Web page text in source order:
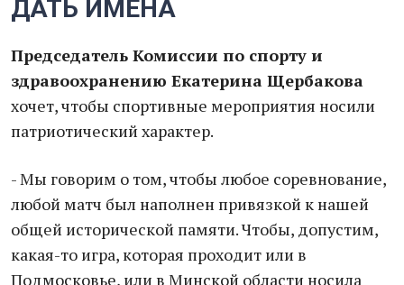
ДАТЬ ИМЕНА
Председатель Комиссии по спорту и
здравоохранению Екатерина Щербакова
хочет, чтобы спортивные мероприятия носили
патриотический характер.
- Мы говорим о том, чтобы любое соревнование,
любой матч был наполнен привязкой к нашей
общей исторической памяти. Чтобы, допустим,
какая-то игра, которая проходит или в
Подмосковье, или в Минской области носила